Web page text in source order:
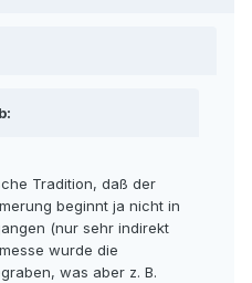
Tradition, daß der
beginnt ja nicht in
(nur sehr indirekt
wurde die
was aber z. B.